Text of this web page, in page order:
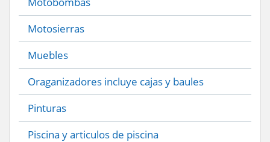
Motosierras
Muebles
Oraganizadores incluye cajas y baules
Pinturas
Piscina y articulos de piscina